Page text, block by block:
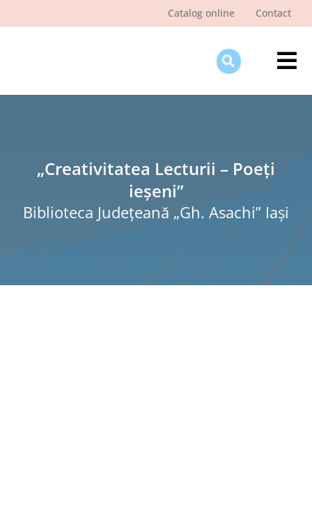
Catalog online Contact
„Creativitatea Lecturii – Poeți
ieșeni”
Biblioteca Judeţeană „Gh. Asachi” Iaşi